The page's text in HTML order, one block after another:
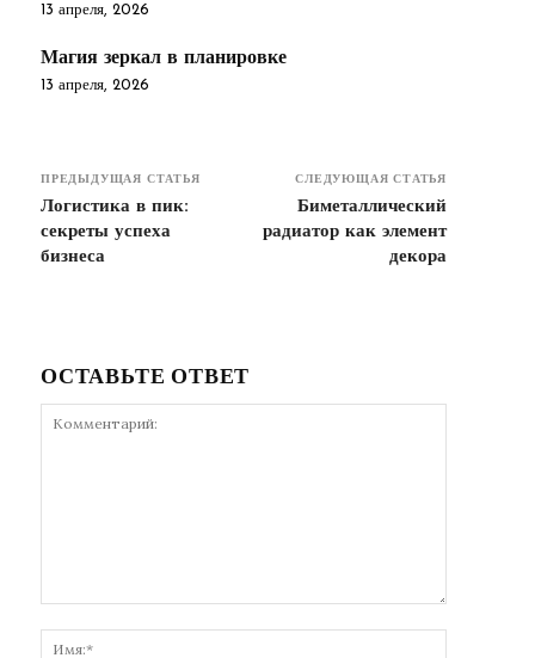
13 апреля, 2026
Магия зеркал в планировке
13 апреля, 2026
ПРЕДЫДУЩАЯ СТАТЬЯ
Логистика в пик:
секреты успеха
бизнеса
СЛЕДУЮЩАЯ СТАТЬЯ
Биметаллический
радиатор как элемент
декора
ОСТАВЬТЕ ОТВЕТ